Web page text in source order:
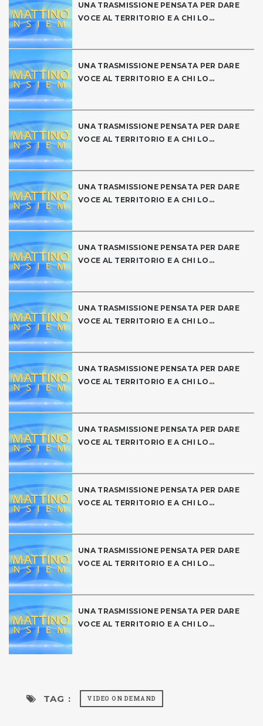
UNA TRASMISSIONE PENSATA PER DARE
VOCE AL TERRITORIO E A CHI LO...
UNA TRASMISSIONE PENSATA PER DARE
VOCE AL TERRITORIO E A CHI LO...
UNA TRASMISSIONE PENSATA PER DARE
VOCE AL TERRITORIO E A CHI LO...
UNA TRASMISSIONE PENSATA PER DARE
VOCE AL TERRITORIO E A CHI LO...
UNA TRASMISSIONE PENSATA PER DARE
VOCE AL TERRITORIO E A CHI LO...
UNA TRASMISSIONE PENSATA PER DARE
VOCE AL TERRITORIO E A CHI LO...
UNA TRASMISSIONE PENSATA PER DARE
VOCE AL TERRITORIO E A CHI LO...
UNA TRASMISSIONE PENSATA PER DARE
VOCE AL TERRITORIO E A CHI LO...
UNA TRASMISSIONE PENSATA PER DARE
VOCE AL TERRITORIO E A CHI LO...
UNA TRASMISSIONE PENSATA PER DARE
VOCE AL TERRITORIO E A CHI LO...
UNA TRASMISSIONE PENSATA PER DARE
VOCE AL TERRITORIO E A CHI LO...
TAG : VIDEO ON DEMAND